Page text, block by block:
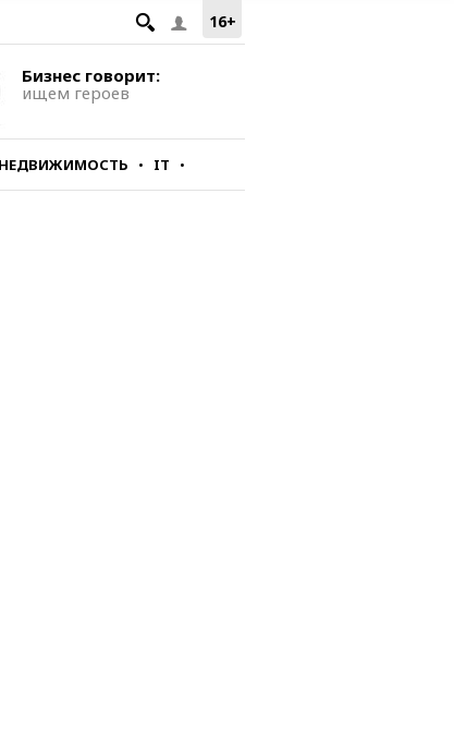
16+
Бизнес говорит:
ищем героев
НЕДВИЖИМОСТЬ IT